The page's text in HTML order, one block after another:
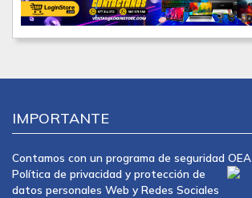
IMPORTANTE
Contamos con un programa de seguridad OEA
Política de privacidad y protección de
datos personales Web y Redes Sociales